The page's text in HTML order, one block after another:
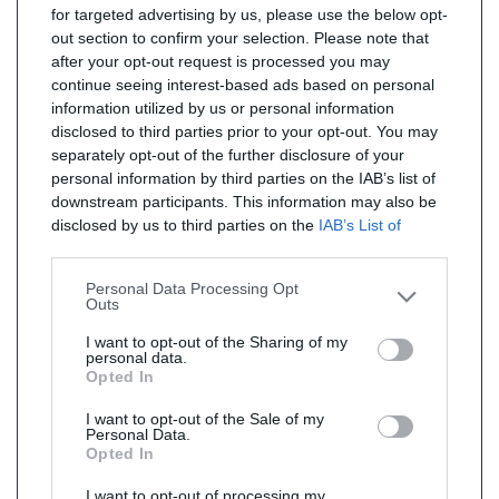
for targeted advertising by us, please use the below opt-
out section to confirm your selection. Please note that
after your opt-out request is processed you may
continue seeing interest-based ads based on personal
information utilized by us or personal information
disclosed to third parties prior to your opt-out. You may
separately opt-out of the further disclosure of your
personal information by third parties on the IAB’s list of
downstream participants. This information may also be
disclosed by us to third parties on the IAB’s List of
Personal Data Processing Opt
Outs
I want to opt-out of the Sharing of my
personal data.
Opted In
I want to opt-out of the Sale of my
Personal Data.
Opted In